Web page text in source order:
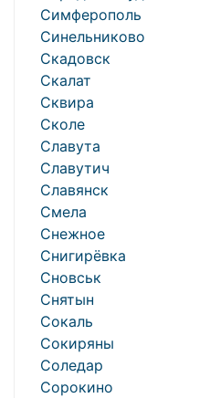
Симферополь
Синельниково
Скадовск
Скалат
Сквира
Сколе
Славута
Славутич
Славянск
Смела
Снежное
Снигирёвка
Сновськ
Снятын
Сокаль
Сокиряны
Соледар
Сорокино